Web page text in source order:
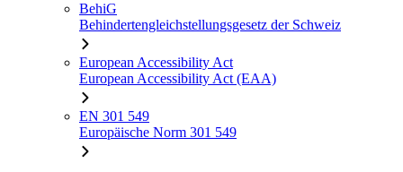
BehiG
Behindertengleichstellungsgesetz der Schweiz
European Accessibility Act
European Accessibility Act (EAA)
EN 301 549
Europäische Norm 301 549